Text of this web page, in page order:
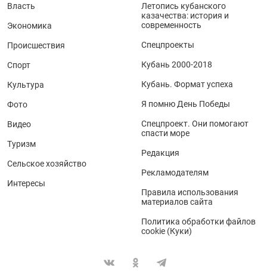
Власть
Экономика
Происшествия
Спорт
Культура
Фото
Видео
Туризм
Сельское хозяйство
Интересы
Летопись кубанского
казачества: история и
современность
Спецпроекты
Кубань 2000-2018
Кубань. Формат успеха
Я помню День Победы
Спецпроект. Они помогают
спасти море
Редакция
Рекламодателям
Правила использования
материалов сайта
Политика обработки файлов
cookie (Куки)